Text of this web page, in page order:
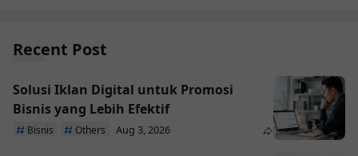
Recent Post
Solusi Iklan Digital untuk Promosi
Bisnis yang Lebih Efektif
Bisnis Others Aug 3, 2026